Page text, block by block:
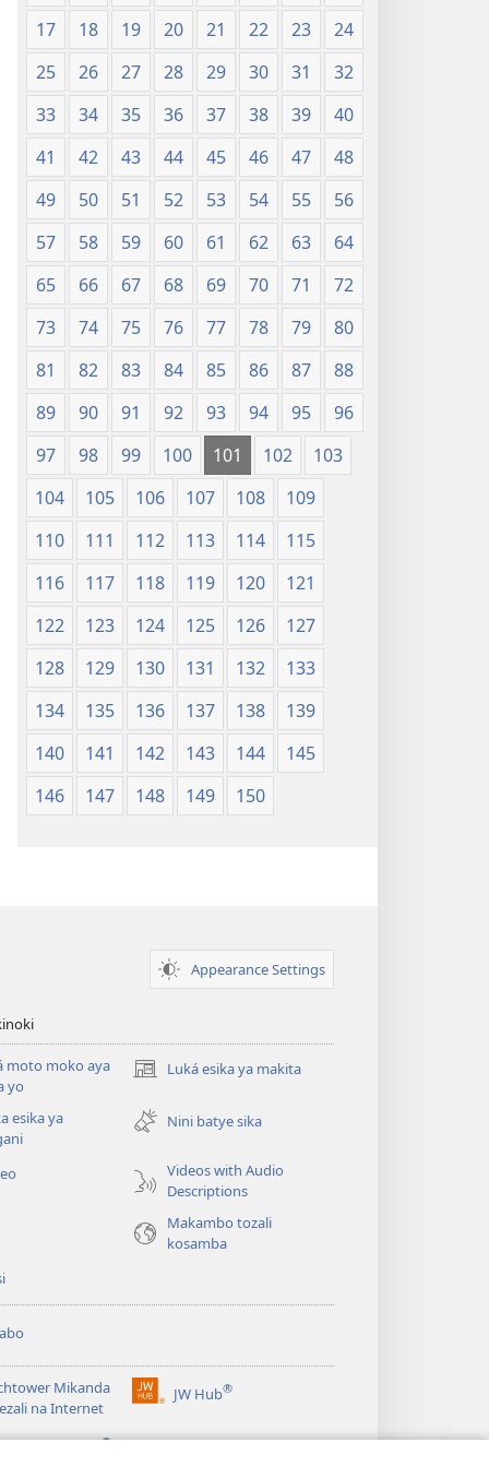
17
18 19 20 21 22 23
24
25
26 27 28 29 30 31
32
33
34 35 36 37 38 39
40
41
42 43 44 45 46 47
48
49
50 51 52 53 54 55
56
57
58 59 60 61 62 63
64
65
66 67 68 69 70 71
72
73
74 75 76 77 78 79
80
81
82 83 84 85 86 87
88
89
90 91 92 93 94 95
96
97
98 99 100 101 102
103
104
105 106 107 108
109
110
111 112 113 114
115
116
117 118 119 120
121
122
123 124 125 126
127
128
129 130 131 132
133
134
135 136 137 138
139
140
141 142 143 144
145
146
147 148 149 150
Appearance Settings
moto moko aya
yo
Luká esika ya makita
(fungolá
mosusu)
esika ya
Nini batye sika
Videos with Audio
Descriptions
Makambo tozali
kosamba
Mikanda
na Internet
JW Hub®
(fungolá
mosusu)
®